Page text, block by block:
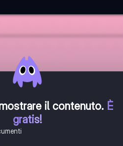
il contenuto. È
gratis!